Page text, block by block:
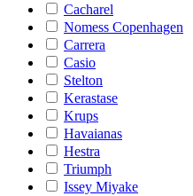
Cacharel
Nomess Copenhagen
Carrera
Casio
Stelton
Kerastase
Krups
Havaianas
Hestra
Triumph
Issey Miyake